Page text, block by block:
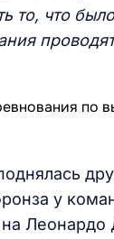
то, что
у